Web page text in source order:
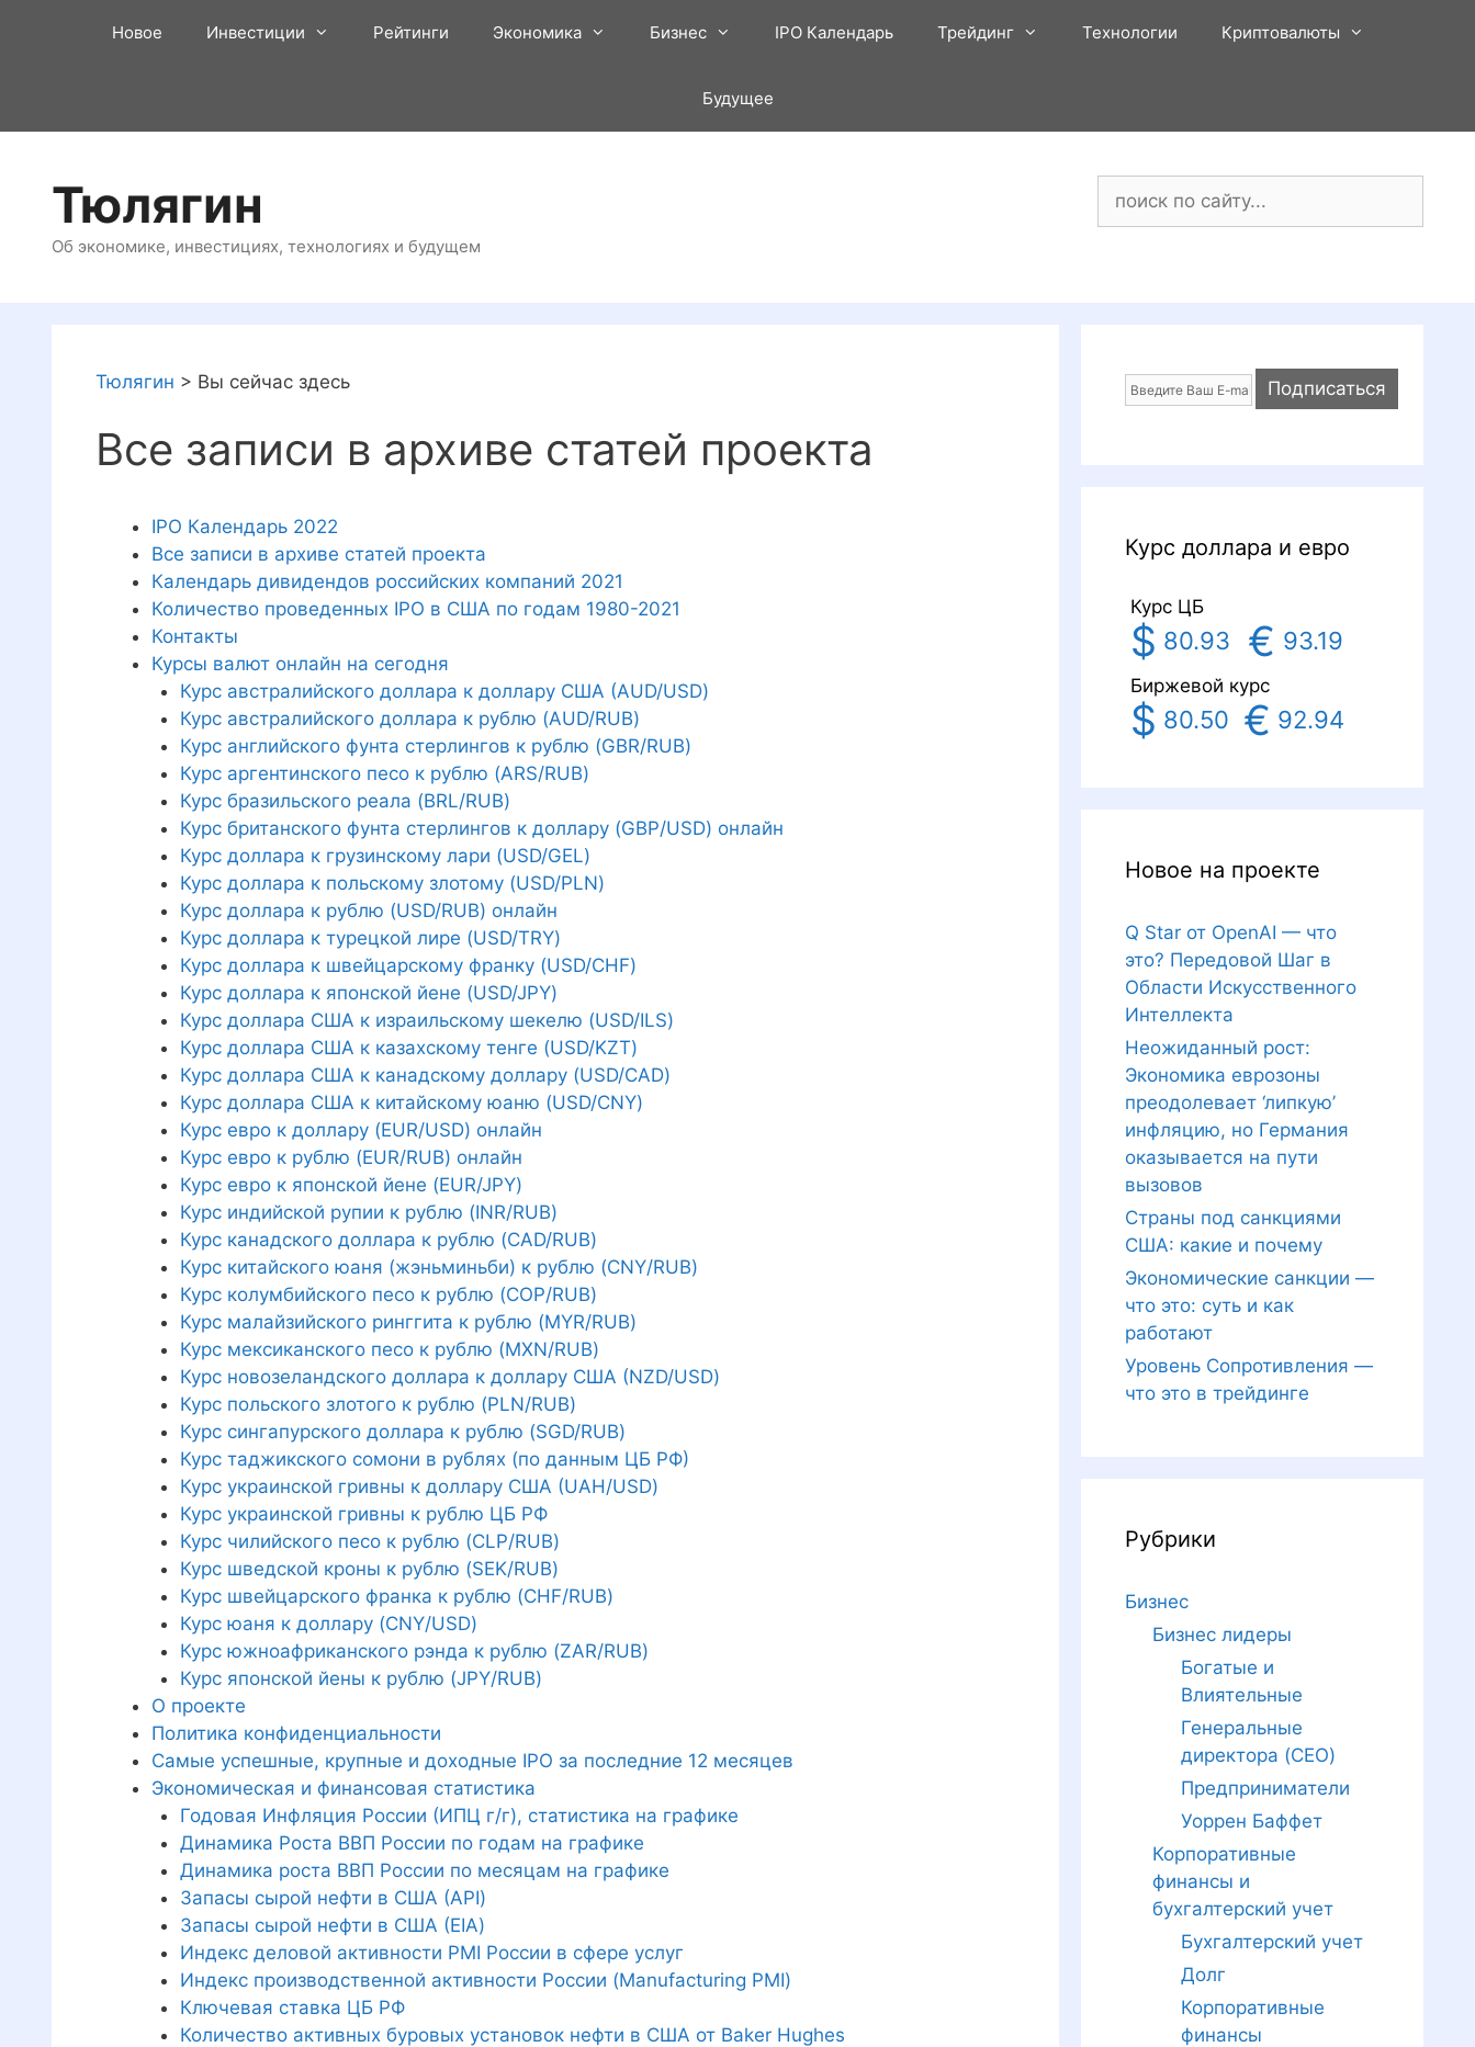
Новое Инвестиции Рейтинги Экономика Бизнес IPO Календарь Трейдинг Технологии Криптовалюты
Будущее
Тюлягин
Об экономике, инвестициях, технологиях и будущем
Тюлягин > Вы сейчас здесь
Все записи в архиве статей проекта
IPO Календарь 2022
Все записи в архиве статей проекта
Календарь дивидендов российских компаний 2021
Количество проведенных IPO в США по годам 1980-2021
Контакты
Курсы валют онлайн на сегодня
Курс австралийского доллара к доллару США (AUD/USD)
Курс австралийского доллара к рублю (AUD/RUB)
Курс английского фунта стерлингов к рублю (GBR/RUB)
Курс аргентинского песо к рублю (ARS/RUB)
Курс бразильского реала (BRL/RUB)
Курс британского фунта стерлингов к доллару (GBP/USD) онлайн
Курс доллара к грузинскому лари (USD/GEL)
Курс доллара к польскому злотому (USD/PLN)
Курс доллара к рублю (USD/RUB) онлайн
Курс доллара к турецкой лире (USD/TRY)
Курс доллара к швейцарскому франку (USD/CHF)
Курс доллара к японской йене (USD/JPY)
Курс доллара США к израильскому шекелю (USD/ILS)
Курс доллара США к казахскому тенге (USD/KZT)
Курс доллара США к канадскому доллару (USD/CAD)
Курс доллара США к китайскому юаню (USD/CNY)
Курс евро к доллару (EUR/USD) онлайн
Курс евро к рублю (EUR/RUB) онлайн
Курс евро к японской йене (EUR/JPY)
Курс индийской рупии к рублю (INR/RUB)
Курс канадского доллара к рублю (CAD/RUB)
Курс китайского юаня (жэньминьби) к рублю (CNY/RUB)
Курс колумбийского песо к рублю (COP/RUB)
Курс малайзийского ринггита к рублю (MYR/RUB)
Курс мексиканского песо к рублю (MXN/RUB)
Курс новозеландского доллара к доллару США (NZD/USD)
Курс польского злотого к рублю (PLN/RUB)
Курс сингапурского доллара к рублю (SGD/RUB)
Курс таджикского сомони в рублях (по данным ЦБ РФ)
Курс украинской гривны к доллару США (UAH/USD)
Курс украинской гривны к рублю ЦБ РФ
Курс чилийского песо к рублю (CLP/RUB)
Курс шведской кроны к рублю (SEK/RUB)
Курс швейцарского франка к рублю (CHF/RUB)
Курс юаня к доллару (CNY/USD)
Курс южноафриканского рэнда к рублю (ZAR/RUB)
Курс японской йены к рублю (JPY/RUB)
О проекте
Политика конфиденциальности
Самые успешные, крупные и доходные IPO за последние 12 месяцев
Экономическая и финансовая статистика
Годовая Инфляция России (ИПЦ г/г), статистика на графике
Динамика Роста ВВП России по годам на графике
Динамика роста ВВП России по месяцам на графике
Запасы сырой нефти в США (API)
Запасы сырой нефти в США (EIA)
Индекс деловой активности PMI России в сфере услуг
Индекс производственной активности России (Manufacturing PMI)
Ключевая ставка ЦБ РФ
Количество активных буровых установок нефти в США от Baker Hughes
Курс доллара и евро
Курс ЦБ
$ 80.93 € 93.19
Биржевой курс
$ 80.50 € 92.94
Новое на проекте
Q Star от OpenAI — что
это? Передовой Шаг в
Области Искусственного
Интеллекта
Неожиданный рост:
Экономика еврозоны
преодолевает ‘липкую’
инфляцию, но Германия
оказывается на пути
вызовов
Страны под санкциями
США: какие и почему
Экономические санкции —
что это: суть и как
работают
Уровень Сопротивления —
что это в трейдинге
Рубрики
Бизнес
Бизнес лидеры
Богатые и
Влиятельные
Генеральные
директора (CEO)
Предприниматели
Уоррен Баффет
Корпоративные
финансы и
бухгалтерский учет
Бухгалтерский учет
Долг
Корпоративные
финансы